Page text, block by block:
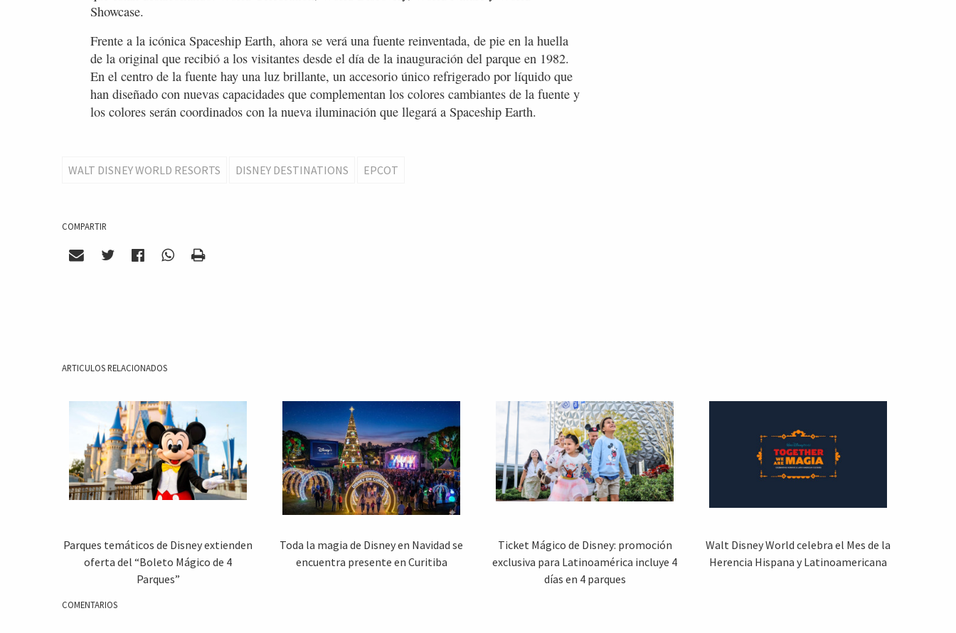
Showcase.
Frente a la icónica Spaceship Earth, ahora se verá una fuente reinventada, de pie en la huella
de la original que recibió a los visitantes desde el día de la inauguración del parque en 1982.
En el centro de la fuente hay una luz brillante, un accesorio único refrigerado por líquido que
han diseñado con nuevas capacidades que complementan los colores cambiantes de la fuente y
los colores serán coordinados con la nueva iluminación que llegará a Spaceship Earth.
WALT DISNEY WORLD RESORTS DISNEY DESTINATIONS EPCOT
COMPARTIR
ARTICULOS RELACIONADOS
Parques temáticos de Disney extienden
oferta del “Boleto Mágico de 4
Parques”
Toda la magia de Disney en Navidad se
encuentra presente en Curitiba
Ticket Mágico de Disney: promoción
exclusiva para Latinoamérica incluye 4
días en 4 parques
Walt Disney World celebra el Mes de la
Herencia Hispana y Latinoamericana
COMENTARIOS